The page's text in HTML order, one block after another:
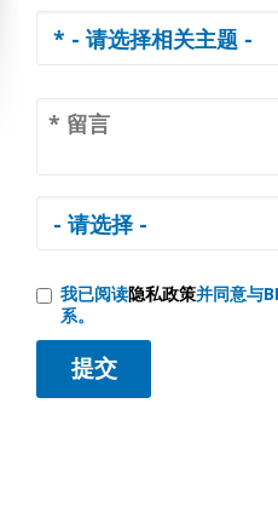
我已阅读隐私政策并同意与
系。